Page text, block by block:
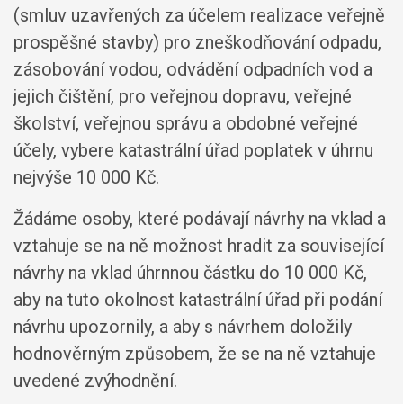
(smluv uzavřených za účelem realizace veřejně
prospěšné stavby) pro zneškodňování odpadu,
zásobování vodou, odvádění odpadních vod a
jejich čištění, pro veřejnou dopravu, veřejné
školství, veřejnou správu a obdobné veřejné
účely, vybere katastrální úřad poplatek v úhrnu
nejvýše 10 000 Kč.
Žádáme osoby, které podávají návrhy na vklad a
vztahuje se na ně možnost hradit za související
návrhy na vklad úhrnnou částku do 10 000 Kč,
aby na tuto okolnost katastrální úřad při podání
návrhu upozornily, a aby s návrhem doložily
hodnověrným způsobem, že se na ně vztahuje
uvedené zvýhodnění.